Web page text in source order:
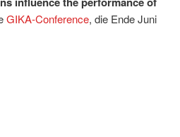
GIKA-Conference, die Ende Juni